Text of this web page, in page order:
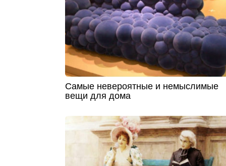
Самые невероятные и немыслимые
вещи для дома